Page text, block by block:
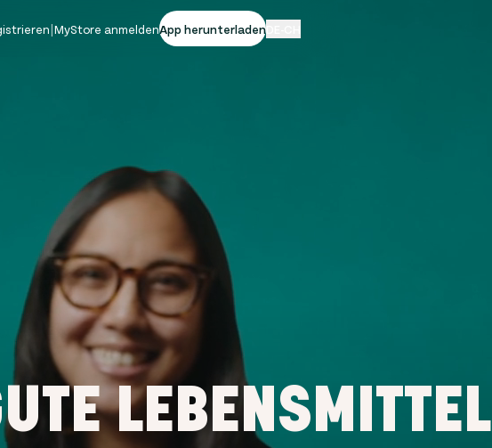
|MyStore anmeldenApp herunterladen
LEBENSMITTEL